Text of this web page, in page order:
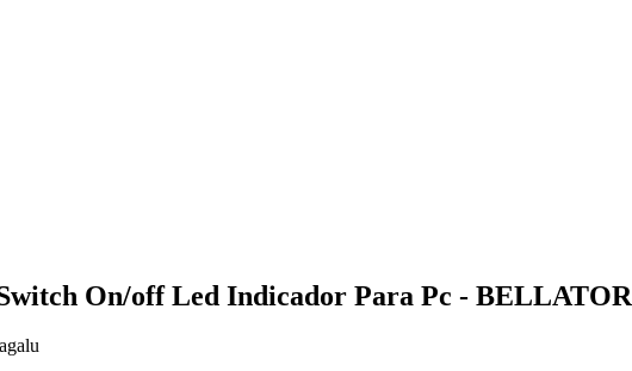
On/off Led Indicador Para Pc - BELLATOR